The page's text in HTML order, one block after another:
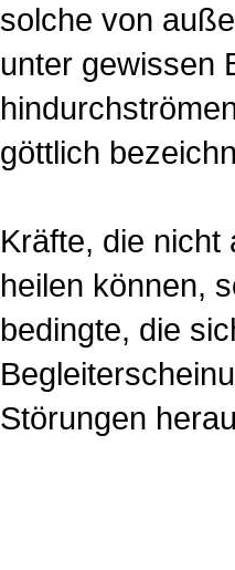
solche von
unter gewissen
göttlich
Kräfte, die nicht
heilen können,
bedingte, die
Störungen